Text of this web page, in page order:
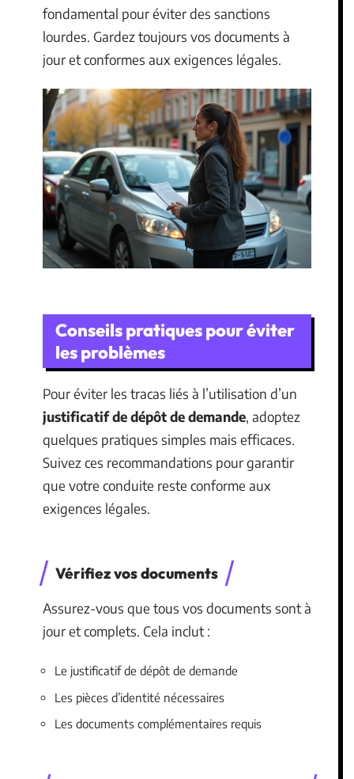
fondamental pour éviter des sanctions
lourdes. Gardez toujours vos documents à
jour et conformes aux exigences légales.
Conseils pratiques pour éviter
les problèmes
Pour éviter les tracas liés à l’utilisation d’un
justificatif de dépôt de demande, adoptez
quelques pratiques simples mais efficaces.
Suivez ces recommandations pour garantir
que votre conduite reste conforme aux
exigences légales.
Vérifiez vos documents
Assurez-vous que tous vos documents sont à
jour et complets. Cela inclut :
Le justificatif de dépôt de demande
Les pièces d’identité nécessaires
Les documents complémentaires requis